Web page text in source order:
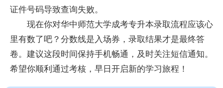
证件号码导致查询失败。
现在你对华中师范大学成考专升本录取流程应该心
里有数了吧？分数线是入场券，录取结果才是最终答
卷。建议这段时间保持手机畅通，及时关注短信通知。
希望你顺利通过考核，早日开启新的学习旅程！